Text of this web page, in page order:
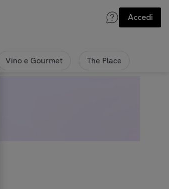
Accedi
Vino e Gourmet The Place